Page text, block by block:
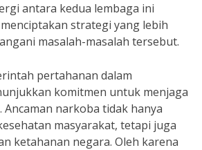
antara kedua lembaga ini
strategi yang lebih
masalah-masalah tersebut.
pertahanan dalam
komitmen untuk menjaga
narkoba tidak hanya
masyarakat, tetapi juga
ketahanan negara. Oleh karena